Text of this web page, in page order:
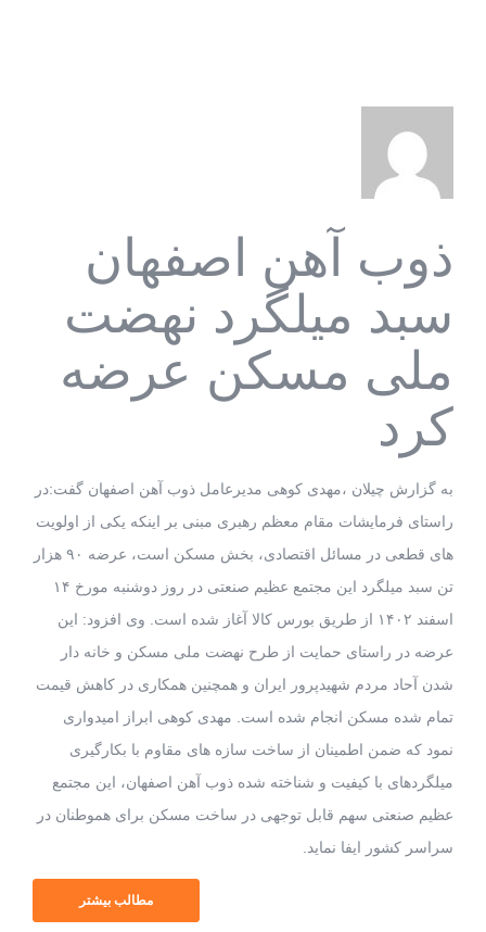
ذوب آهن اصفهان
سبد میلگرد نهضت
ملی مسکن عرضه
کرد
به گزارش چیلان ،مهدی کوهی مدیرعامل ذوب آهن اصفهان گفت:در
راستای فرمایشات مقام معظم رهبری مبنی بر اینکه یکی از اولویت
های قطعی در مسائل اقتصادی، بخش مسکن است، عرضه ۹۰ هزار
تن سبد میلگرد این مجتمع عظیم صنعتی در روز دوشنبه مورخ ۱۴
اسفند ۱۴۰۲ از طریق بورس کالا آغاز شده است. وی افزود: این
عرضه در راستای حمایت از طرح نهضت ملی مسکن و خانه دار
شدن آحاد مردم شهیدپرور ایران و همچنین همکاری در کاهش قیمت
تمام شده مسکن انجام شده است. مهدی کوهی ابراز امیدواری
نمود که ضمن اطمینان از ساخت سازه های مقاوم با بکارگیری
میلگردهای با کیفیت و شناخته شده ذوب آهن اصفهان، این مجتمع
عظیم صنعتی سهم قابل توجهی در ساخت مسکن برای هموطنان در
سراسر کشور ایفا نماید.
مطالب بیشتر